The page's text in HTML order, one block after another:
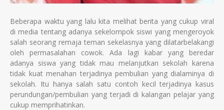
Beberapa waktu yang lalu kita melihat berita yang cukup viral
di media tentang adanya sekelompok siswi yang mengeroyok
salah seorang remaja teman sekelasnya yang dilatarbelakangi
oleh permasalahan cowok. Ada lagi kabar yang beredar
adanya siswa yang tidak mau melanjutkan sekolah karena
tidak kuat menahan terjadinya pembulian yang dialaminya di
sekolah. Itu hanya salah satu contoh kecil terjadinya kasus
perundungan/pembulian yang terjadi di kalangan pelajar yang
cukup memprihatinkan.